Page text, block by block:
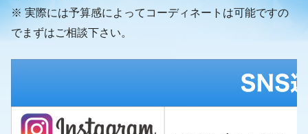
※ 実際には予算感によってコーディネートは可能ですの
でまずはご相談下さい。